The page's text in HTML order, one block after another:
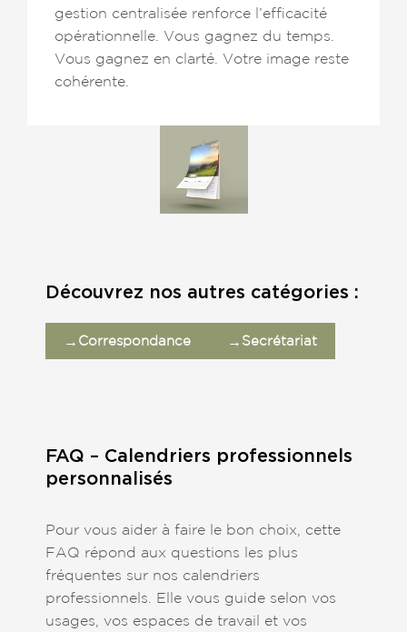
gestion centralisée renforce l’efficacité
opérationnelle. Vous gagnez du temps.
Vous gagnez en clarté. Votre image reste
cohérente.
Découvrez nos autres catégories :
→ Correspondance → Secrétariat
FAQ – Calendriers professionnels
personnalisés
Pour vous aider à faire le bon choix, cette
FAQ répond aux questions les plus
fréquentes sur nos calendriers
professionnels. Elle vous guide selon vos
usages, vos espaces de travail et vos